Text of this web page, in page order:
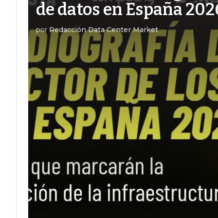
de datos en España
por Redacción Data Center Market